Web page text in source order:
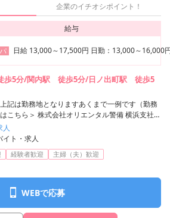
企業のイチオシポイント！
給与
日給 13,000～17,500円 日勤：13,000～
歩5分/関内駅 徒歩5分/日ノ出町駅 徒歩5
記は勤務地となりますあくまで一例です（勤務
鶴屋町3-29-9 タクエー横浜西口第6ビル3F アク
ら徒歩3分 株式会社オリエンタル警備 横浜支社/
リア
人
イト・求人
経験者歓迎
主婦（夫）歓迎
WEBで応募